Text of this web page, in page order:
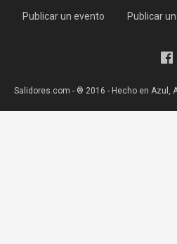
Publicar un evento Publicar
Salidores.com - ® 2016 - Hecho en Azul,